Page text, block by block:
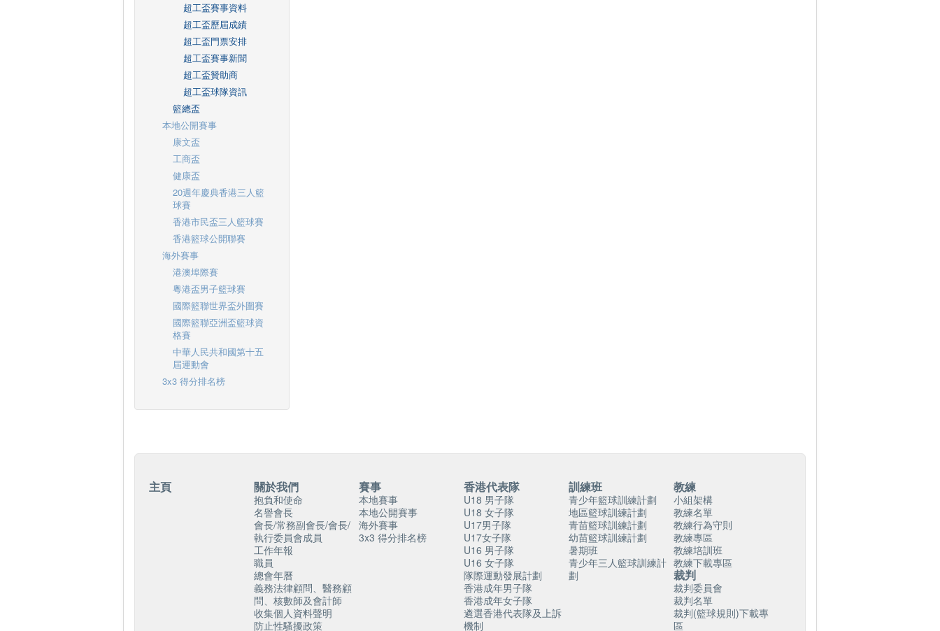
超工盃賽事資料
超工盃歷屆成績
超工盃門票安排
超工盃賽事新聞
超工盃贊助商
超工盃球隊資訊
籃總盃
本地公開賽事
康文盃
工商盃
健康盃
20週年慶典香港三人籃
球賽
香港市民盃三人籃球賽
香港籃球公開聯賽
海外賽事
港澳埠際賽
粵港盃男子籃球賽
國際籃聯世界盃外圍賽
國際籃聯亞洲盃籃球資
格賽
中華人民共和國第十五
屆運動會
3x3 得分排名榜
主頁 關於我們
抱負和使命
名譽會長
會長/常務副會長/會長/
執行委員會成員
工作年報
職員
總會年曆
義務法律顧問、醫務顧
問、核數師及會計師
收集個人資料聲明
防止性騷擾政策
賽事
本地賽事
本地公開賽事
海外賽事
3x3 得分排名榜
香港代表隊
U18 男子隊
U18 女子隊
U17男子隊
U17女子隊
U16 男子隊
U16 女子隊
隊際運動發展計劃
香港成年男子隊
香港成年女子隊
遴選香港代表隊及上訴
機制
訓練班
青少年籃球訓練計劃
地區籃球訓練計劃
青苗籃球訓練計劃
幼苗籃球訓練計劃
暑期班
青少年三人籃球訓練計
劃
教練
小組架構
教練名單
教練行為守則
教練專區
教練培訓班
教練下載專區
裁判
裁判委員會
裁判名單
裁判(籃球規則)下載專
區